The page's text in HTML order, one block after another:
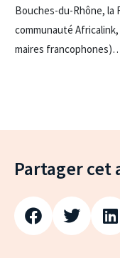
Bouches-du-Rhône, la
communauté
maires
Partager cet